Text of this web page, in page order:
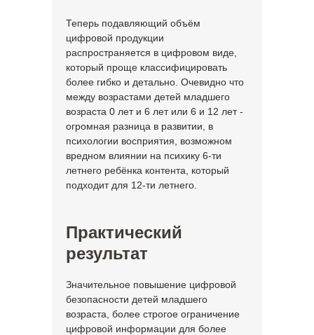
Теперь подавляющий объём
цифровой продукции
распространяется в цифровом виде,
который проще классифицировать
более гибко и детально. Очевидно что
между возрастами детей младшего
возраста 0 лет и 6 лет или 6 и 12 лет -
огромная разница в развитии, в
психологии восприятия, возможном
вредном влиянии на психику 6-ти
летнего ребёнка контента, который
подходит для 12-ти летнего.
Практический
результат
Значительное повышение цифровой
безопасности детей младшего
возраста, более строгое ограничение
цифровой информации для более